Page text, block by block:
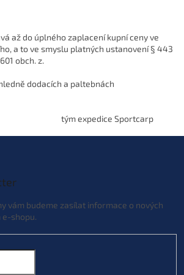
až do úplného zaplacení kupní ceny ve
a to ve smyslu platných ustanovení § 443
obch. z.
dodacích a paltebnách
Sportcarp
vám budeme zasílat informace o nových
e-shopu.